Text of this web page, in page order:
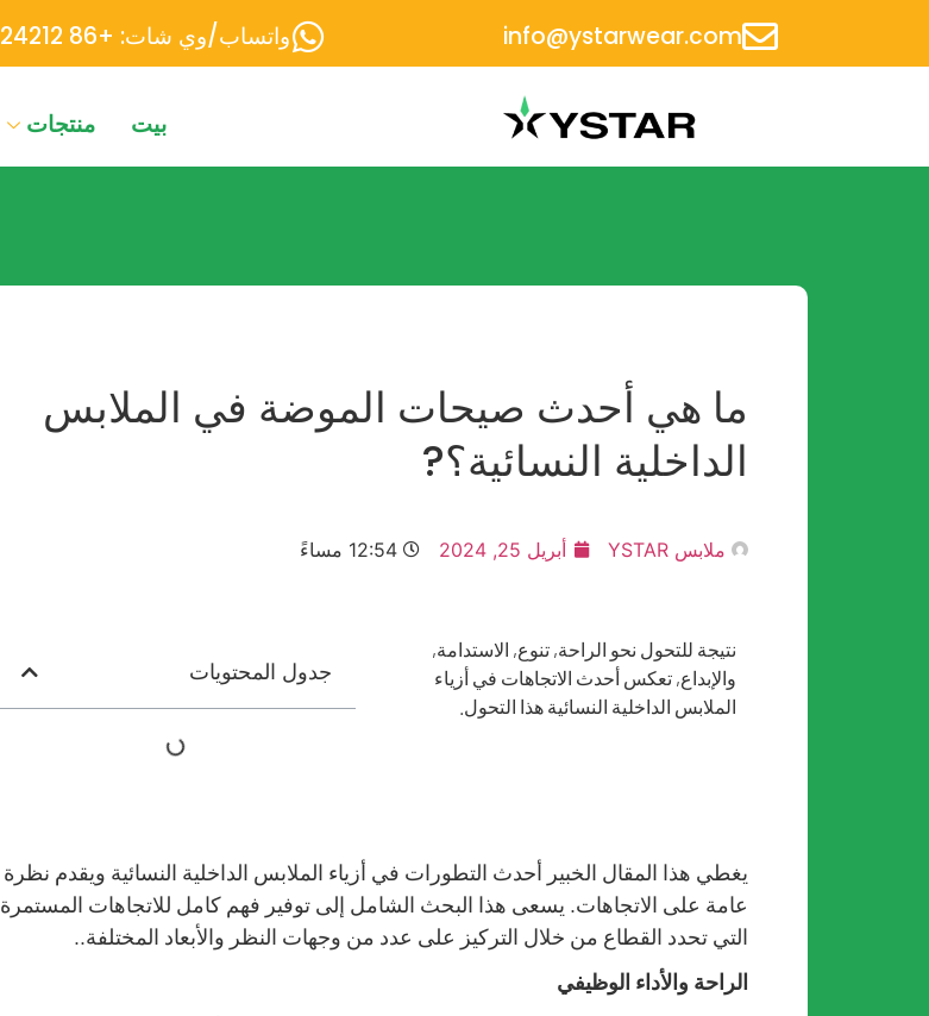
info@ystarwear.com واتساب/وي شات: +86 15606924212
بيت منتجات
ما هي أحدث صيحات الموضة في الملابس
الداخلية النسائية؟?
ملابس YSTAR أبريل 25, 2024 12:54 مساءً
نتيجة للتحول نحو الراحة, تنوع, الاستدامة,
والإبداع, تعكس أحدث الاتجاهات في أزياء
الملابس الداخلية النسائية هذا التحول.
جدول المحتويات
يغطي هذا المقال الخبير أحدث التطورات في أزياء الملابس الداخلية النسائية ويقدم نظرة
عامة على الاتجاهات. يسعى هذا البحث الشامل إلى توفير فهم كامل للاتجاهات المستمرة
التي تحدد القطاع من خلال التركيز على عدد من وجهات النظر والأبعاد المختلفة..
الراحة والأداء الوظيفي